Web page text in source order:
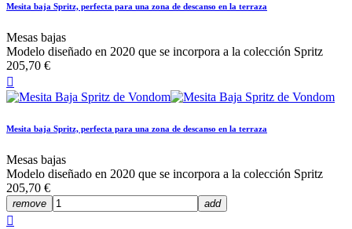
Mesita baja Spritz, perfecta para una zona de descanso en la terraza
Mesas bajas
Modelo diseñado en 2020 que se incorpora a la colección Spritz
205,70 €

Mesita baja Spritz, perfecta para una zona de descanso en la terraza
Mesas bajas
Modelo diseñado en 2020 que se incorpora a la colección Spritz
205,70 €
remove add
